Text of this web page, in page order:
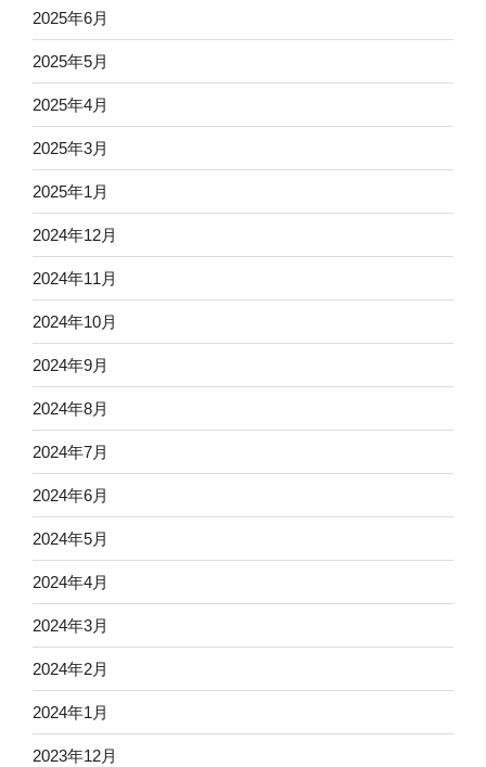
2025年6月
2025年5月
2025年4月
2025年3月
2025年1月
2024年12月
2024年11月
2024年10月
2024年9月
2024年8月
2024年7月
2024年6月
2024年5月
2024年4月
2024年3月
2024年2月
2024年1月
2023年12月